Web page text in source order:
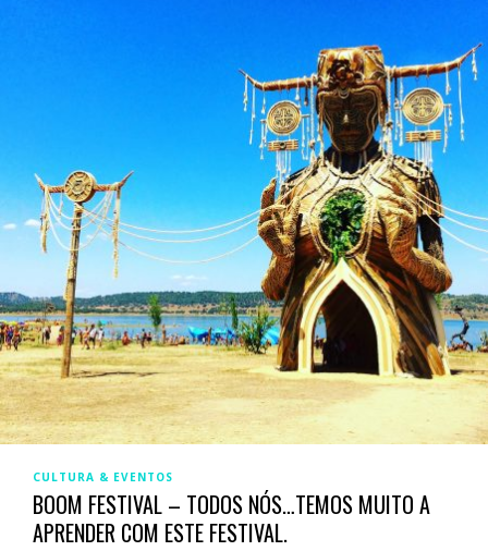
CULTURA & EVENTOS
BOOM FESTIVAL – TODOS NÓS…TEMOS MUITO A
APRENDER COM ESTE FESTIVAL.